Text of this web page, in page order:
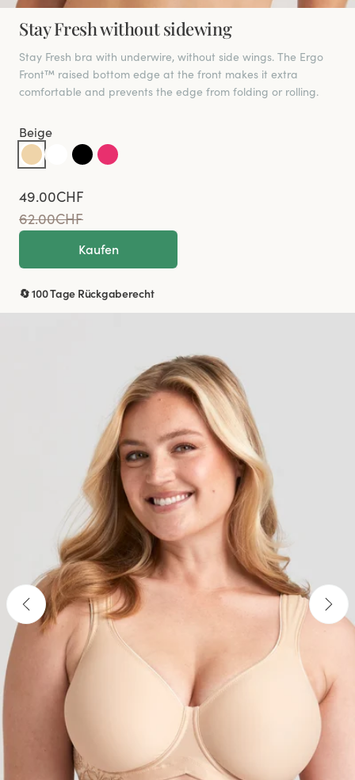
Stay Fresh without sidewing
Stay Fresh bra with underwire, without side wings. The Ergo
Front™ raised bottom edge at the front makes it extra
comfortable and prevents the edge from folding or rolling.
Beige
49.00CHF
62.00CHF
Kaufen
🔄 100 Tage Rückgaberecht